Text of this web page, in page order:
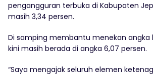
pengangguran terbuka di Kabupaten
masih 3,34 persen.
Di samping membantu menekan angka
kini masih berada di angka 6,07 persen.
“Saya mengajak seluruh elemen